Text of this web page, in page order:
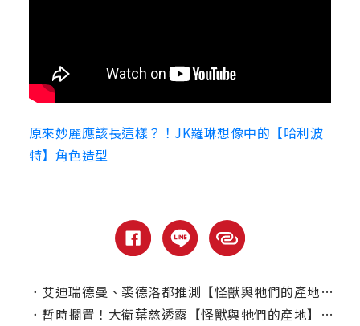
原來妙麗應該長這樣？！JK羅琳想像中的【哈利波
特】角色造型
． 艾迪瑞德曼、裘德洛都推測【怪獸與牠們的產地】系列走到盡頭了！
． 暫時擱置！大衛葉慈透露【怪獸與牠們的產地】動向